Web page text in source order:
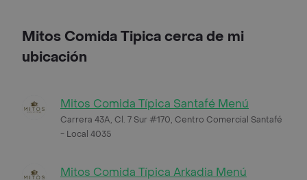
Mitos Comida Tipica cerca de mi
ubicación
Mitos Comida Típica Santafé Menú
Carrera 43A, Cl. 7 Sur #170, Centro Comercial Santafé
- Local 4035
Mitos Comida Típica Arkadia Menú